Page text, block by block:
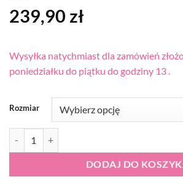
239,90 zł
Wysyłka natychmiast dla zamówień
poniedziałku do piątku do godziny 13 .
Rozmiar
DODAJ DO